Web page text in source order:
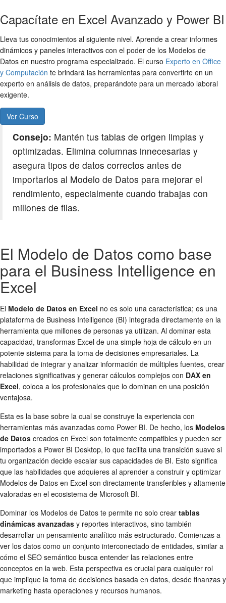
Capacítate en Excel Avanzado y Power BI
Lleva tus conocimientos al siguiente nivel. Aprende a crear informes
dinámicos y paneles interactivos con el poder de los Modelos de
Datos en nuestro programa especializado. El curso Experto en Office
y Computación te brindará las herramientas para convertirte en un
experto en análisis de datos, preparándote para un mercado laboral
exigente.
Ver Curso
Consejo: Mantén tus tablas de origen limpias y
optimizadas. Elimina columnas innecesarias y
asegura tipos de datos correctos antes de
importarlos al Modelo de Datos para mejorar el
rendimiento, especialmente cuando trabajas con
millones de filas.
El Modelo de Datos como base
para el Business Intelligence en
Excel
El Modelo de Datos en Excel no es solo una característica; es una
plataforma de Business Intelligence (BI) integrada directamente en la
herramienta que millones de personas ya utilizan. Al dominar esta
capacidad, transformas Excel de una simple hoja de cálculo en un
potente sistema para la toma de decisiones empresariales. La
habilidad de integrar y analizar información de múltiples fuentes, crear
relaciones significativas y generar cálculos complejos con DAX en
Excel, coloca a los profesionales que lo dominan en una posición
ventajosa.
Esta es la base sobre la cual se construye la experiencia con
herramientas más avanzadas como Power BI. De hecho, los Modelos
de Datos creados en Excel son totalmente compatibles y pueden ser
importados a Power BI Desktop, lo que facilita una transición suave si
tu organización decide escalar sus capacidades de BI. Esto significa
que las habilidades que adquieres al aprender a construir y optimizar
Modelos de Datos en Excel son directamente transferibles y altamente
valoradas en el ecosistema de Microsoft BI.
Dominar los Modelos de Datos te permite no solo crear tablas
dinámicas avanzadas y reportes interactivos, sino también
desarrollar un pensamiento analítico más estructurado. Comienzas a
ver los datos como un conjunto interconectado de entidades, similar a
cómo el SEO semántico busca entender las relaciones entre
conceptos en la web. Esta perspectiva es crucial para cualquier rol
que implique la toma de decisiones basada en datos, desde finanzas y
marketing hasta operaciones y recursos humanos.